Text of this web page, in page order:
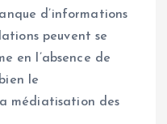
d’informations
peuvent se
en l’absence de
le
médiatisation des